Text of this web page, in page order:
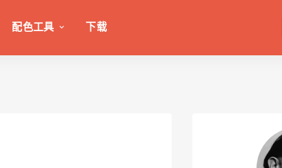
配色工具 下载